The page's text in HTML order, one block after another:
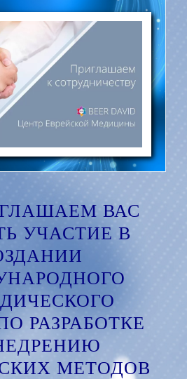
ВАС
УЧАСТИЕ В
РАЗРАБОТКЕ
МЕТОДОВ